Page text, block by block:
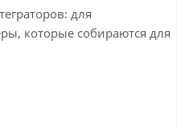
для
которые собираются для